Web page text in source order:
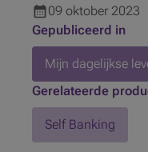
09 oktober 2023
Gepubliceerd in
Mijn dagelijkse
Gerelateerde
Self Banking